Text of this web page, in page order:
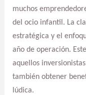
muchos
del ocio infantil. La
estratégica y el
año de operación.
aquellos
también obtener
lúdica.